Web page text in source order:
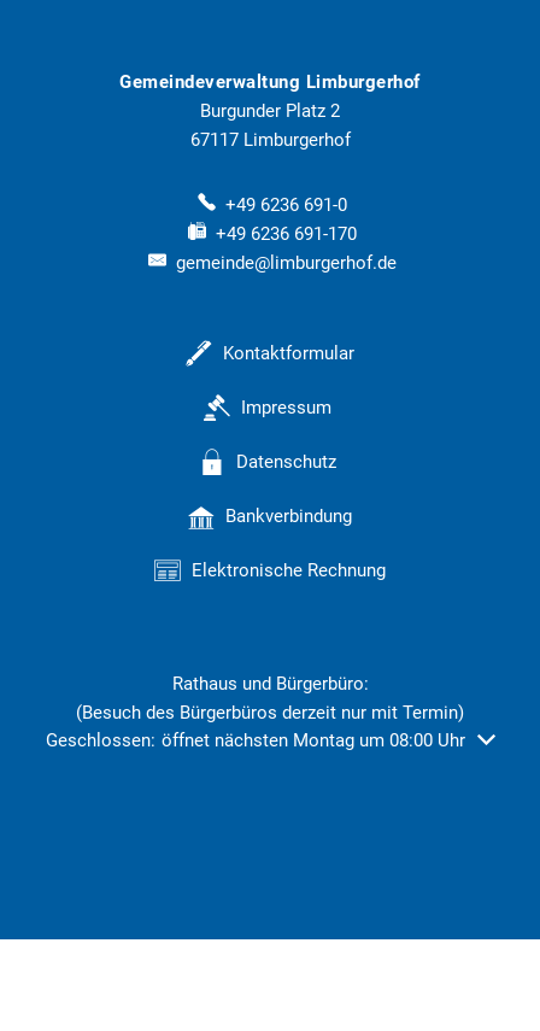
Gemeindeverwaltung Limburgerhof
Burgunder Platz 2
67117 Limburgerhof
+49 6236 691-0
+49 6236 691-170
gemeinde@limburgerhof.de
Kontaktformular
Impressum
Datenschutz
Bankverbindung
Elektronische Rechnung
Rathaus und Bürgerbüro:
(Besuch des Bürgerbüros derzeit nur mit Termin)
Klicken, um weitere Öffnungs- oder Schließzeiten
Geschlossen: öffnet nächsten Montag um 08:00 Uhr